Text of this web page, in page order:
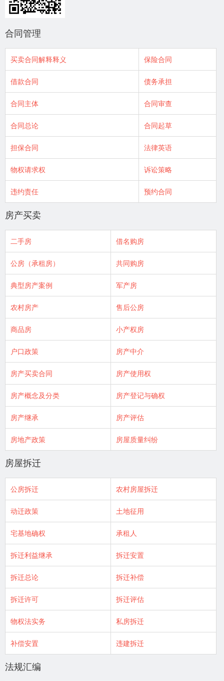
合同管理
买卖合同解释释义 保险合同
借款合同 债务承担
合同主体 合同审查
合同总论 合同起草
担保合同 法律英语
物权请求权 诉讼策略
违约责任 预约合同
房产买卖
二手房 借名购房
公房（承租房） 共同购房
典型房产案例 军产房
农村房产 售后公房
商品房 小产权房
户口政策 房产中介
房产买卖合同 房产使用权
房产概念及分类 房产登记与确权
房产继承 房产评估
房地产政策 房屋质量纠纷
房屋拆迁
公房拆迁 农村房屋拆迁
动迁政策 土地征用
宅基地确权 承租人
拆迁利益继承 拆迁安置
拆迁总论 拆迁补偿
拆迁许可 拆迁评估
物权法实务 私房拆迁
补偿安置 违建拆迁
法规汇编